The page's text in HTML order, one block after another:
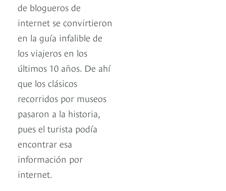
de blogueros de
internet se convirtieron
en la guía infalible de
los viajeros en los
últimos 10 años. De ahí
que los clásicos
recorridos por museos
pasaron a la historia,
pues el turista podía
encontrar esa
información por
internet.